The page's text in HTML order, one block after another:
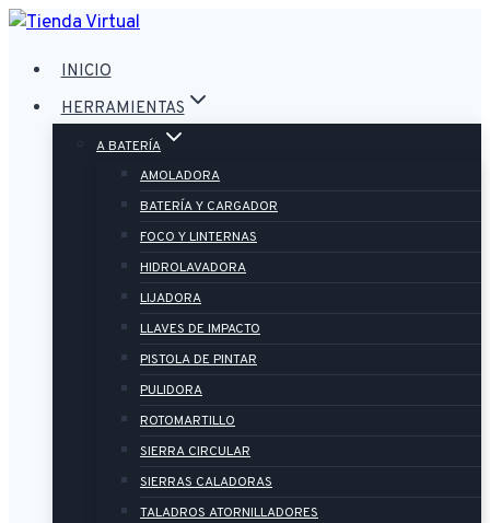
Saltar
contenido
INICIO
HERRAMIENTAS
A BATERÍA
AMOLADORA
BATERÍA Y CARGADOR
FOCO Y LINTERNAS
HIDROLAVADORA
LIJADORA
LLAVES DE IMPACTO
PISTOLA DE PINTAR
PULIDORA
ROTOMARTILLO
SIERRA CIRCULAR
SIERRAS CALADORAS
TALADROS ATORNILLADORES